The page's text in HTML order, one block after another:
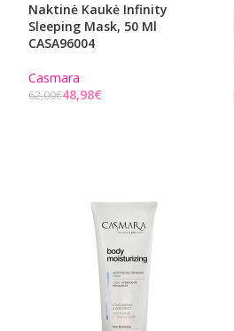
Naktinė Kaukė Infinity
Sleeping Mask, 50 Ml
CASA96004
Casmara
62,00€48,98€